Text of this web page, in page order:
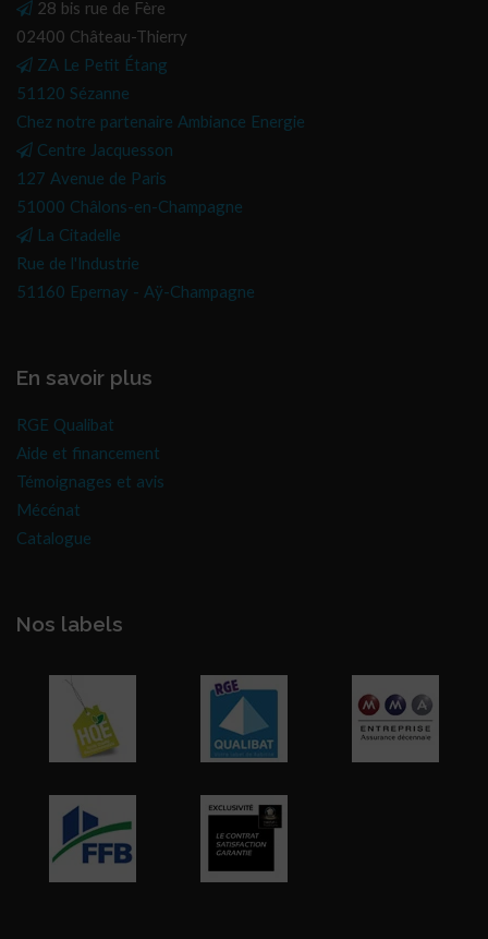
28 bis rue de Fère
02400 Château-Thierry
ZA Le Petit Étang
51120 Sézanne
Chez notre partenaire Ambiance Energie
Centre Jacquesson
127 Avenue de Paris
51000 Châlons-en-Champagne
La Citadelle
Rue de l'Industrie
51160 Epernay - Aÿ-Champagne
En savoir plus
RGE Qualibat
Aide et financement
Témoignages et avis
Mécénat
Catalogue
Nos labels